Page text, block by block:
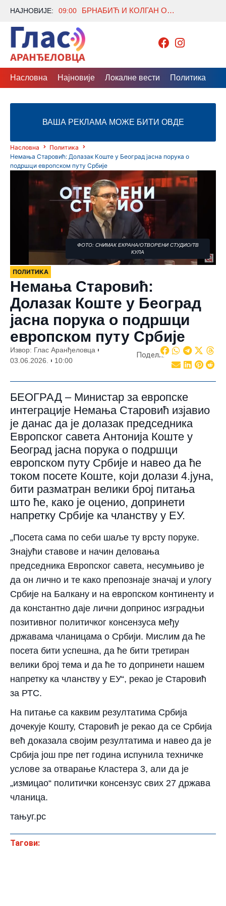
НАЈНОВИЈЕ: 09:00 БРНАБИЋ И КОЛГАН О ЕВРОПСКОМ ПУТУ СРБИЈЕ И ЈАЧАЊУ САРАДЊЕ СА ИРСКОМ
Насловна Најновије Локалне вести Политика
ВАША РЕКЛАМА МОЖЕ БИТИ ОВДЕ
Насловна
Политика
Немања Старовић: Долазак Коште у Београд јасна порука о
подршци европском путу Србије
ФОТО: СНИМАК ЕКРАНА/ОТВОРЕНИ СТУДИО/ТВ
КУЛА
ПОЛИТИКА
Немања Старовић:
Долазак Коште у Београд
јасна порука о подршци
европском путу Србије
Извор: Глас Аранђеловца
03.06.2026.
10:00
Подели:
БЕОГРАД – Министар за европске
интеграције Немања Старовић изјавио
је данас да је долазак председника
Европског савета Антонија Коште у
Београд јасна порука о подршци
европском путу Србије и навео да ће
током посете Коште, који долази 4.јуна,
бити разматран велики број питања
што ће, како је оценио, допринети
напретку Србије ка чланству у ЕУ.
„Посета сама по себи шаље ту врсту поруке.
Знајући ставове и начин деловања
председника Европског савета, несумњиво је
да он лично и те како препознаје значај и улогу
Србије на Балкану и на европском континенту и
да константно даје лични допринос изградњи
позитивног политичког консензуса међу
државама чланицама о Србији. Мислим да ће
посета бити успешна, да ће бити третиран
велики број тема и да ће то допринети нашем
напретку ка чланству у ЕУ“, рекао је Старовић
за РТС.
На питање са каквим резултатима Србија
дочекује Кошту, Старовић је рекао да се Србија
већ доказала својим резултатима и навео да је
Србија још пре пет година испунила техничке
услове за отварање Кластера 3, али да је
„измицао“ политички консензус свих 27 држава
чланица.
тањуг.рс
Тагови: